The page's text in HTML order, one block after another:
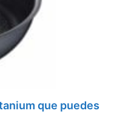
que puedes